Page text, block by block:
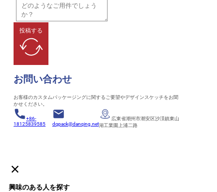
投稿する
お問い合わせ
お客様のカスタムパッケージングに関するご要望やデザインスケッチをお聞
かせください。
+86-
18125839585
dqpack@danqing.net
広東省潮州市潮安区沙渓鎮東山
湖工業園上浦二路
興味のある人を探す